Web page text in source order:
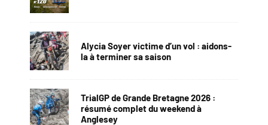
Alycia Soyer victime d’un vol : aidons-
la à terminer sa saison
TrialGP de Grande Bretagne 2026 :
résumé complet du weekend à
Anglesey